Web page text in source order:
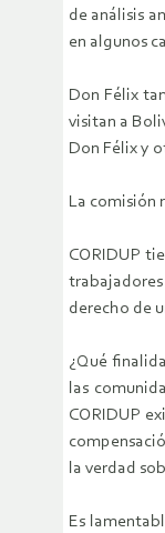
de análisis
en algunos
Don Félix
visitan a
Don Félix y
La comisión
CORIDUP
derecho de
¿Qué
las
CORIDUP
la verdad
Es